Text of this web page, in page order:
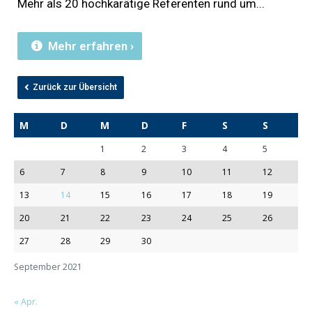
Mehr als 20 hochkarätige Referenten rund um
Mehr erfahren ›
Zurück zur Übersicht
September 2021
M D M D F S S
1 2 3 4
5
6
7 8 9 10 11
12
13
14 15 16 17 18
19
20
21 22 23 24 25
26
27
28 29 30
« Apr.